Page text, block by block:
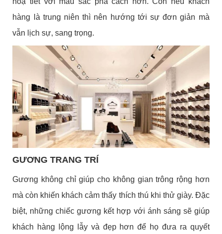
hàng là trung niên thì nên hướng tới sự đơn giản mà
vẫn lịch sự, sang trọng.
GƯƠNG TRANG TRÍ
Gương không chỉ giúp cho không gian trông rộng hơn
mà còn khiến khách cảm thấy thích thú khi thử giày. Đặc
biệt, những chiếc gương kết hợp với ánh sáng sẽ giúp
khách hàng lộng lẫy và đẹp hơn để họ đưa ra quyết